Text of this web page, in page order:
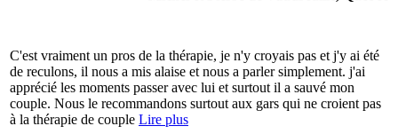
C'est vraiment un pros de la thérapie, je n'y croyais pas et j'y ai été
de reculons, il nous a mis alaise et nous a parler simplement. j'ai
apprécié les moments passer avec lui et surtout il a sauvé mon
couple. Nous le recommandons surtout aux gars qui ne croient pas
à la thérapie de couple Lire plus